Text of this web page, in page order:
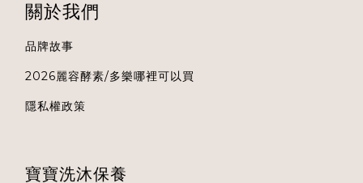
關於我們
品牌故事
2026麗容酵素/多樂哪裡可以買
隱私權政策
寶寶洗沐保養